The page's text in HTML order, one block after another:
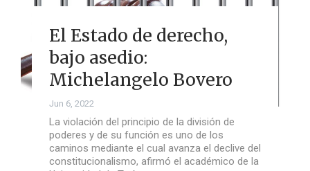
El Estado de derecho,
bajo asedio:
Michelangelo Bovero
Jun 6, 2022
La violación del principio de la división de
poderes y de su función es uno de los
caminos mediante el cual avanza el declive del
constitucionalismo, afirmó el académico de la